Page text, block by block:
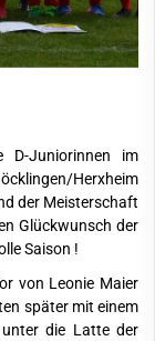
D-Juniorinnen im
Herxheim
der Meisterschaft
Glückwunsch der
Saison !
von Leonie Maier
später mit einem
die Latte der